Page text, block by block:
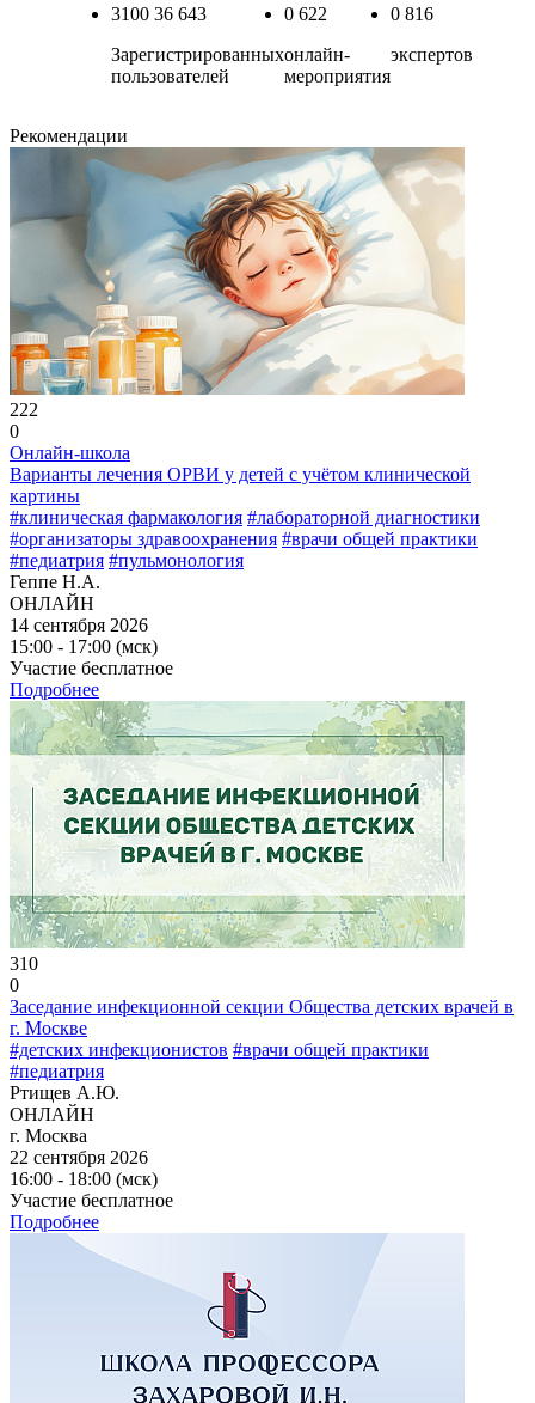
3100 36 643
Зарегистрированных
пользователей
0 622
онлайн-
мероприятия
0 816
экспертов
Рекомендации
222
0
Онлайн-школа
Варианты лечения ОРВИ у детей с учётом клинической
картины
#клиническая фармакология #лабораторной диагностики
#организаторы здравоохранения #врачи общей практики
#педиатрия #пульмонология
Геппе Н.А.
ОНЛАЙН
14 сентября 2026
15:00 - 17:00 (мск)
Участие бесплатное
Подробнее
310
0
Заседание инфекционной секции Общества детских врачей в
г. Москве
#детских инфекционистов #врачи общей практики
#педиатрия
Ртищев А.Ю.
ОНЛАЙН
г. Москва
22 сентября 2026
16:00 - 18:00 (мск)
Участие бесплатное
Подробнее